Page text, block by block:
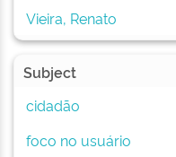
Vieira, Renato
Subject
cidadão
foco no usuário